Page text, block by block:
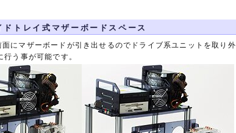
トレイ式マザーボードスペース
にマザーボードが引き出せるのでドライブ系ユニットを取り外
う事が可能です。